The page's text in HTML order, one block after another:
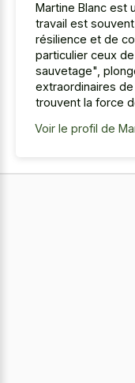
Martine Blanc est
travail est
résilience et de
particulier ceux
sauvetage",
extraordinaires
trouvent la force
Voir le profil de